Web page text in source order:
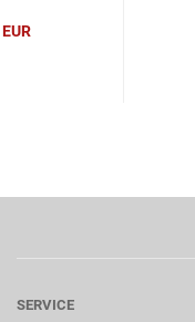
SERVICE